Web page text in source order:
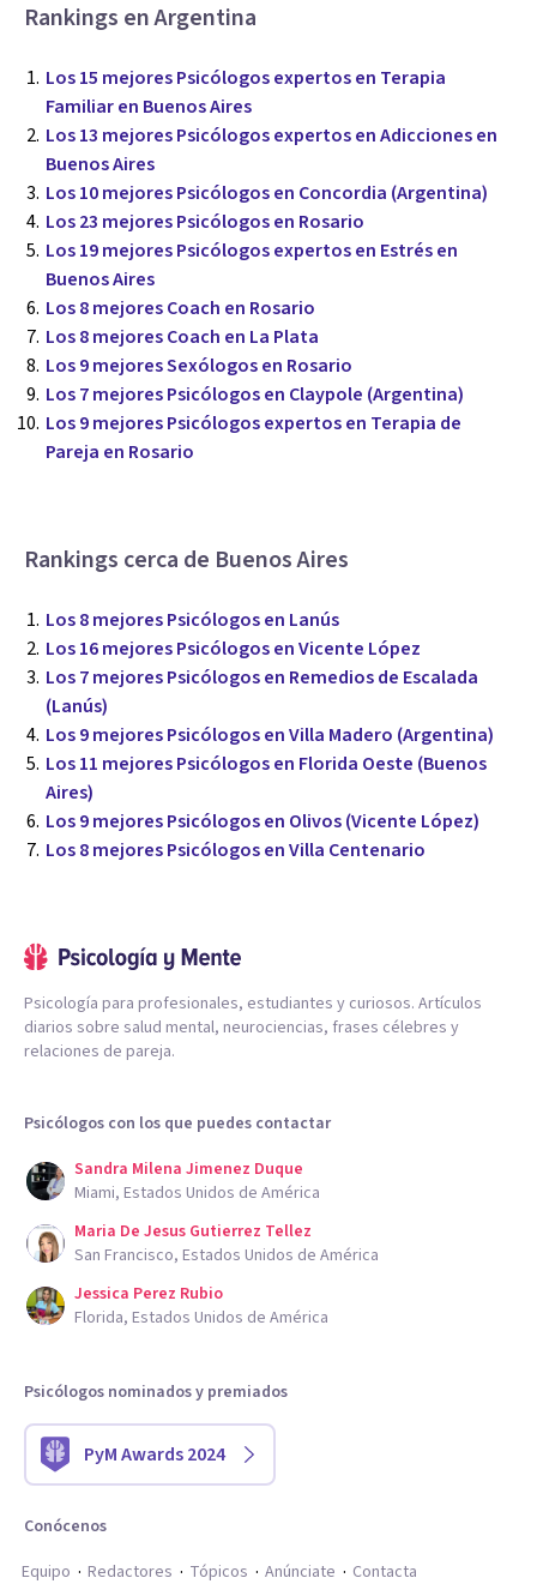
Rankings en Argentina
Los 15 mejores Psicólogos expertos en Terapia
Familiar en Buenos Aires
Los 13 mejores Psicólogos expertos en Adicciones en
Buenos Aires
Los 10 mejores Psicólogos en Concordia (Argentina)
Los 23 mejores Psicólogos en Rosario
Los 19 mejores Psicólogos expertos en Estrés en
Buenos Aires
Los 8 mejores Coach en Rosario
Los 8 mejores Coach en La Plata
Los 9 mejores Sexólogos en Rosario
Los 7 mejores Psicólogos en Claypole (Argentina)
Los 9 mejores Psicólogos expertos en Terapia de
Pareja en Rosario
Rankings cerca de Buenos Aires
Los 8 mejores Psicólogos en Lanús
Los 16 mejores Psicólogos en Vicente López
Los 7 mejores Psicólogos en Remedios de Escalada
(Lanús)
Los 9 mejores Psicólogos en Villa Madero (Argentina)
Los 11 mejores Psicólogos en Florida Oeste (Buenos
Aires)
Los 9 mejores Psicólogos en Olivos (Vicente López)
Los 8 mejores Psicólogos en Villa Centenario
Psicología para profesionales, estudiantes y curiosos. Artículos
diarios sobre salud mental, neurociencias, frases célebres y
relaciones de pareja.
Psicólogos con los que puedes contactar
Sandra Milena Jimenez Duque
Miami, Estados Unidos de América
Maria De Jesus Gutierrez Tellez
San Francisco, Estados Unidos de América
Jessica Perez Rubio
Florida, Estados Unidos de América
Psicólogos nominados y premiados
PyM Awards 2024
Conócenos
Equipo
Redactores Tópicos Anúnciate Contacta